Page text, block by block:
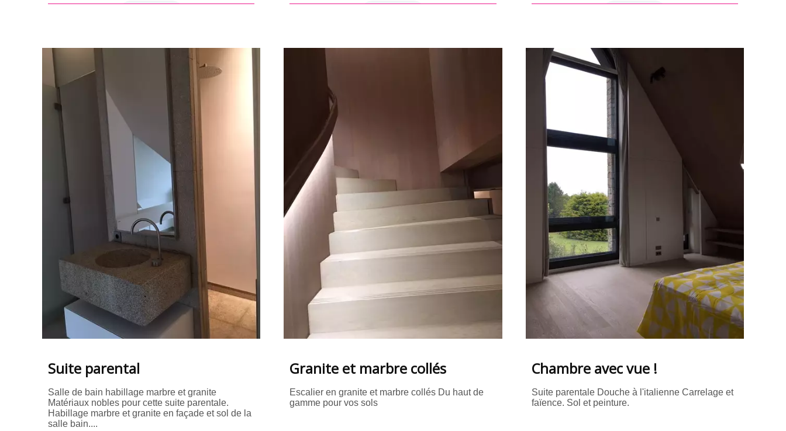
Suite parental
Salle de bain habillage marbre et granite
Matériaux nobles pour cette suite parentale.
Habillage marbre et granite en façade et sol de la
salle bain....
Granite et marbre collés
Escalier en granite et marbre collés Du haut de
gamme pour vos sols
Chambre avec vue !
Suite parentale Douche à l'italienne Carrelage et
faïence. Sol et peinture.